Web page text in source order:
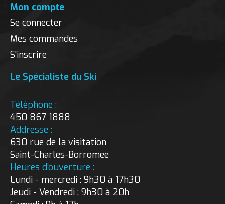
Mon compte
Se connecter
Mes commandes
S'inscrire
Le Spécialiste du Ski
Téléphone :
450 867 1888
Addresse :
630 rue de la visitation
Saint-Charles-Borromee
Heures d’ouverture :
Lundi - mercredi : 9h30 à 17h30
Jeudi - Vendredi : 9h30 à 20h